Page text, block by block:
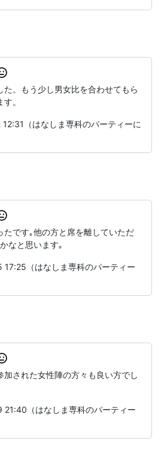
た。もう少し男女比を合わせてもら
。
（はなしま専科のパーティーに
たです｡他の方と席を離していただ
なと思います｡
（はなしま専科のパーティー
された女性陣の方々も良い方でし
（はなしま専科のパーティー